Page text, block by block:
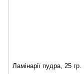
Ламінарії пудра, 25 гр.